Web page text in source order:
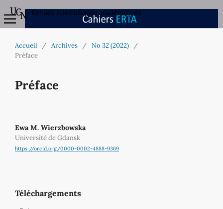
Revues scientifiques académiques
Accueil / Archives / No 32 (2022)
/
Préface
Préface
Ewa M. Wierzbowska
Université de Gdansk
https://orcid.org/0000-0002-4888-9369
Téléchargements